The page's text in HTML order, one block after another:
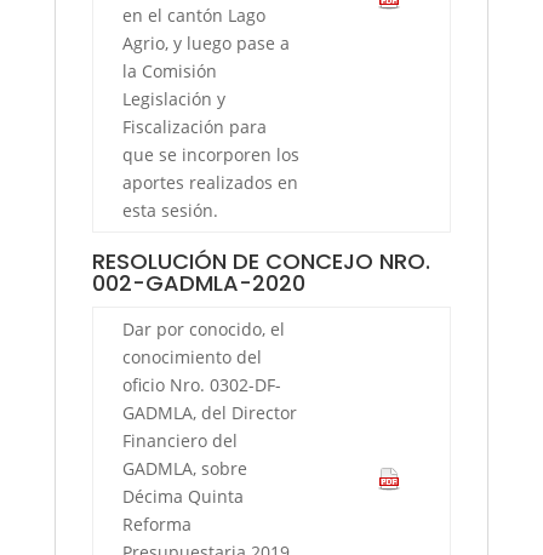
en el cantón Lago
Agrio, y luego pase a
la Comisión
Legislación y
Fiscalización para
que se incorporen los
aportes realizados en
esta sesión.
RESOLUCIÓN DE CONCEJO NRO.
002-GADMLA-2020
Dar por conocido, el
conocimiento del
oficio Nro. 0302-DF-
GADMLA, del Director
Financiero del
GADMLA, sobre
Décima Quinta
Reforma